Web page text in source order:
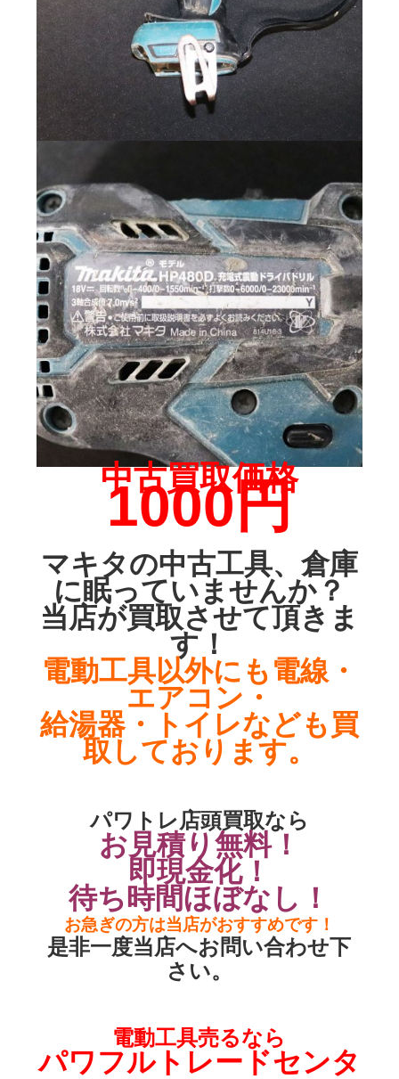
中古買取価格
1000円
マキタの中古工具、倉庫
に眠っていませんか？
当店が買取させて頂きま
す！
電動工具以外にも電線・
エアコン・
給湯器・トイレなども買
取しております。
パワトレ店頭買取なら
お見積り無料！
即現金化！
待ち時間ほぼなし！
お急ぎの方は当店がおすすめです！
是非一度当店へお問い合わせ下
さい。
電動工具売るなら
パワフルトレードセンタ